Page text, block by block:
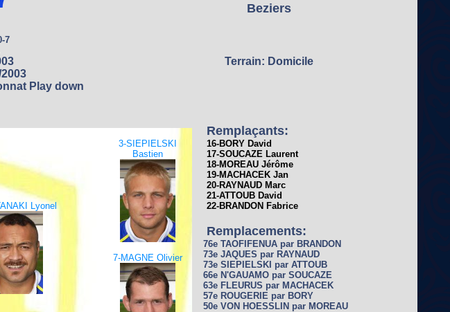
Beziers
7
Terrain: Domicile
Play down
3-SIEPIELSKI
Bastien
Lyonel
7-MAGNE Olivier
Remplaçants:
16-BORY David
17-SOUCAZE Laurent
18-MOREAU Jérôme
19-MACHACEK Jan
20-RAYNAUD Marc
21-ATTOUB David
22-BRANDON Fabrice
Remplacements:
76e TAOFIFENUA par BRANDON
73e JAQUES par RAYNAUD
73e SIEPIELSKI par ATTOUB
66e N'GAUAMO par SOUCAZE
63e FLEURUS par MACHACEK
57e ROUGERIE par BORY
50e VON HOESSLIN par MOREAU